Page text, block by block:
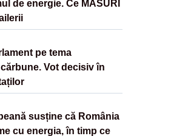
de energie. Ce MĂSURI
pe tema
Vot decisiv în
susține că România
cu energia, în timp ce